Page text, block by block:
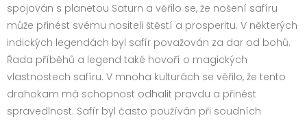
spojován s planetou Saturn a věřilo se, že nošení safíru
může přinést svému nositeli štěstí a prosperitu. V některých
indických legendách byl safír považován za dar od bohů.
Řada příběhů a legend také hovoří o magických
vlastnostech safíru. V mnoha kulturách se věřilo, že tento
drahokam má schopnost odhalit pravdu a přinést
spravedlnost. Safír byl často používán při soudních